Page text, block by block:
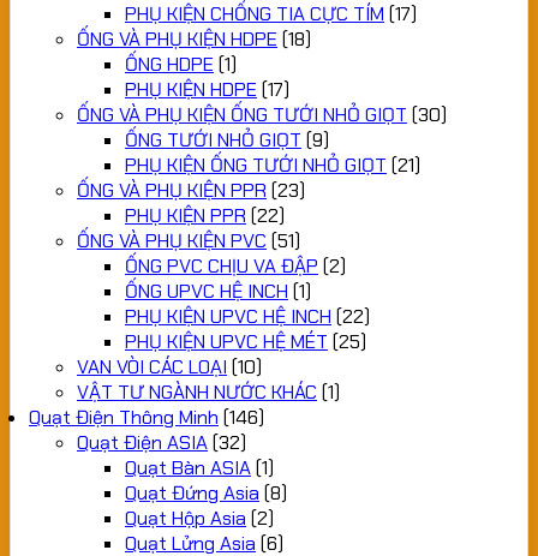
PHỤ KIỆN CHỐNG TIA CỰC TÍM (17)
ỐNG VÀ PHỤ KIỆN HDPE (18)
ỐNG HDPE (1)
PHỤ KIỆN HDPE (17)
ỐNG VÀ PHỤ KIỆN ỐNG TƯỚI NHỎ GIỌT (30)
ỐNG TƯỚI NHỎ GIỌT (9)
PHỤ KIỆN ỐNG TƯỚI NHỎ GIỌT (21)
ỐNG VÀ PHỤ KIỆN PPR (23)
PHỤ KIỆN PPR (22)
ỐNG VÀ PHỤ KIỆN PVC (51)
ỐNG PVC CHỊU VA ĐẬP (2)
ỐNG UPVC HỆ INCH (1)
PHỤ KIỆN UPVC HỆ INCH (22)
PHỤ KIỆN UPVC HỆ MÉT (25)
VAN VÒI CÁC LOẠI (10)
VẬT TƯ NGÀNH NƯỚC KHÁC (1)
Quạt Điện Thông Minh (146)
Quạt Điện ASIA(32)
Quạt Bàn ASIA(1)
Quạt Đứng Asia (8)
Quạt Hộp Asia (2)
Quạt Lửng Asia (6)